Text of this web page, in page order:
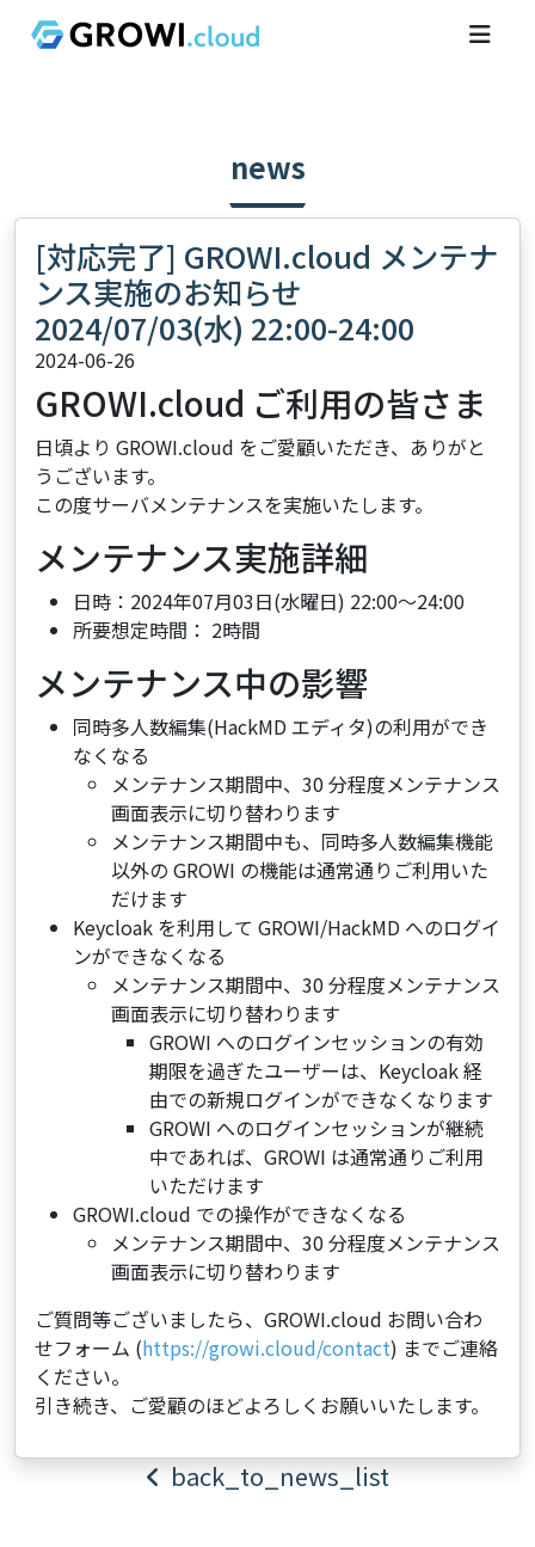
news
[対応完了] GROWI.cloud メンテナ
ンス実施のお知らせ
2024/07/03(水) 22:00-24:00
2024-06-26
GROWI.cloud ご利用の皆さま
日頃より GROWI.cloud をご愛顧いただき、ありがと
うございます。
この度サーバメンテナンスを実施いたします。
メンテナンス実施詳細
日時：2024年07月03日(水曜日) 22:00～24:00
所要想定時間： 2時間
メンテナンス中の影響
同時多人数編集(HackMD エディタ)の利用ができ
なくなる
メンテナンス期間中、30 分程度メンテナンス
画面表示に切り替わります
メンテナンス期間中も、同時多人数編集機能
以外の GROWI の機能は通常通りご利用いた
だけます
Keycloak を利用して GROWI/HackMD へのログイ
ンができなくなる
メンテナンス期間中、30 分程度メンテナンス
画面表示に切り替わります
GROWI へのログインセッションの有効
期限を過ぎたユーザーは、Keycloak 経
由での新規ログインができなくなります
GROWI へのログインセッションが継続
中であれば、GROWI は通常通りご利用
いただけます
GROWI.cloud での操作ができなくなる
メンテナンス期間中、30 分程度メンテナンス
画面表示に切り替わります
ご質問等ございましたら、GROWI.cloud お問い合わ
せフォーム (https://growi.cloud/contact) までご連絡
ください。
引き続き、ご愛顧のほどよろしくお願いいたします。
back_to_news_list